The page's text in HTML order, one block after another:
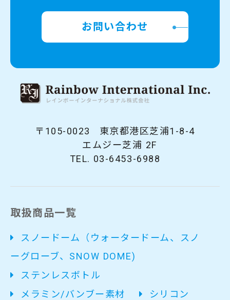
お問い合わせ
105-0023
東京都港区芝浦1-8-4
エムジー芝浦 2F
03-6453-6988
取扱商品一覧
スノードーム（ウォータードーム、スノ
ーグローブ、SNOW DOME)
ステンレスボトル
メラミン/バンブー素材
シリコン